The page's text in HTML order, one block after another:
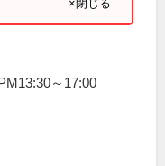
×閉じる
～17:00